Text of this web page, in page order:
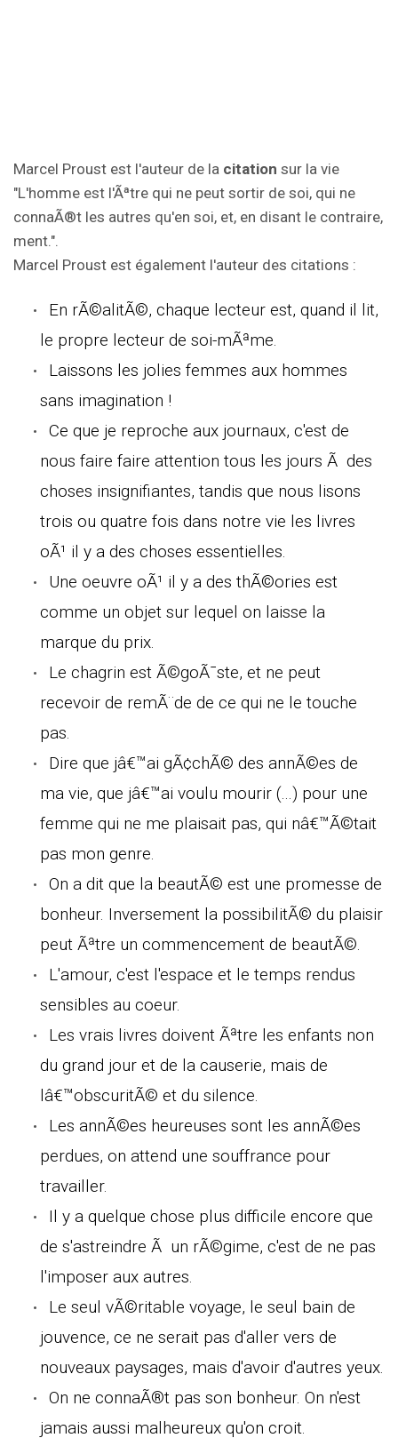
Marcel Proust est l'auteur de la citation sur la vie
"L'homme est l'Ãªtre qui ne peut sortir de soi, qui ne
connaÃ®t les autres qu'en soi, et, en disant le contraire,
ment.".
Marcel Proust est également l'auteur des citations :
En rÃ©alitÃ©, chaque lecteur est, quand il lit,
le propre lecteur de soi-mÃªme.
Laissons les jolies femmes aux hommes
sans imagination !
Ce que je reproche aux journaux, c'est de
nous faire faire attention tous les jours Ã des
choses insignifiantes, tandis que nous lisons
trois ou quatre fois dans notre vie les livres
oÃ¹ il y a des choses essentielles.
Une oeuvre oÃ¹ il y a des thÃ©ories est
comme un objet sur lequel on laisse la
marque du prix.
Le chagrin est Ã©goÃ¯ste, et ne peut
recevoir de remÃ¨de de ce qui ne le touche
pas.
Dire que jâ€™ai gÃ¢chÃ© des annÃ©es de
ma vie, que jâ€™ai voulu mourir (...) pour une
femme qui ne me plaisait pas, qui nâ€™Ã©tait
pas mon genre.
On a dit que la beautÃ© est une promesse de
bonheur. Inversement la possibilitÃ© du plaisir
peut Ãªtre un commencement de beautÃ©.
L'amour, c'est l'espace et le temps rendus
sensibles au coeur.
Les vrais livres doivent Ãªtre les enfants non
du grand jour et de la causerie, mais de
lâ€™obscuritÃ© et du silence.
Les annÃ©es heureuses sont les annÃ©es
perdues, on attend une souffrance pour
travailler.
Il y a quelque chose plus difficile encore que
de s'astreindre Ã un rÃ©gime, c'est de ne pas
l'imposer aux autres.
Le seul vÃ©ritable voyage, le seul bain de
jouvence, ce ne serait pas d'aller vers de
nouveaux paysages, mais d'avoir d'autres yeux.
On ne connaÃ®t pas son bonheur. On n'est
jamais aussi malheureux qu'on croit.